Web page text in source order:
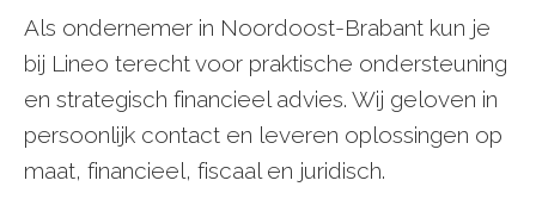
Als ondernemer in Noordoost-Brabant kun je
bij Lineo terecht voor praktische ondersteuning
en strategisch financieel advies. Wij geloven in
persoonlijk contact en leveren oplossingen op
maat, financieel, fiscaal en juridisch.